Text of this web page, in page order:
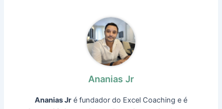
Ananias Jr
Ananias Jr é fundador do Excel Coaching e é